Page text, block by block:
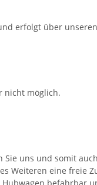
erfolgt über
nicht möglich.
Sie uns und somit
Weiteren eine freie